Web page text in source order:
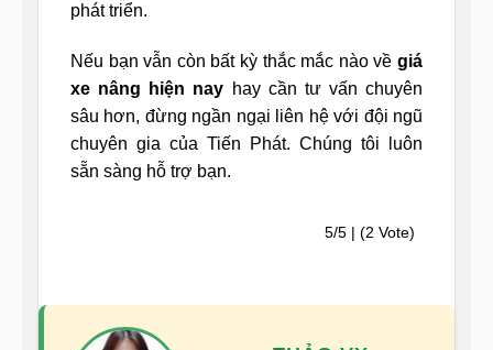
phát triển.
Nếu bạn vẫn còn bất kỳ thắc mắc nào về giá
xe nâng hiện nay hay cần tư vấn chuyên
sâu hơn, đừng ngần ngại liên hệ với đội ngũ
chuyên gia của Tiến Phát. Chúng tôi luôn
sẵn sàng hỗ trợ bạn.
5/5 | (2 Vote)